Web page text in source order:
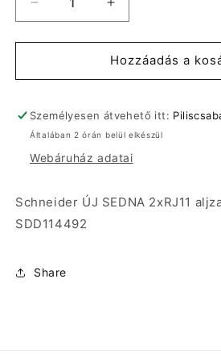
Schneider
ÚJ
SEDNA
aljzat,
SDD114492
mennyiségének
Schneider
ÚJ
SEDNA
2xRJ11
aljzat,
SDD114492
mennyiségének
Hozzáadás a
Személyesen átvehető itt:
Általában 2 órán belül elkészül
Webáruház adatai
Schneider ÚJ SEDNA 2xRJ11
SDD114492
Share